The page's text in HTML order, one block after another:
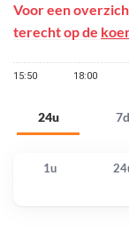
24u 7d
Voor een
terecht op de
1u